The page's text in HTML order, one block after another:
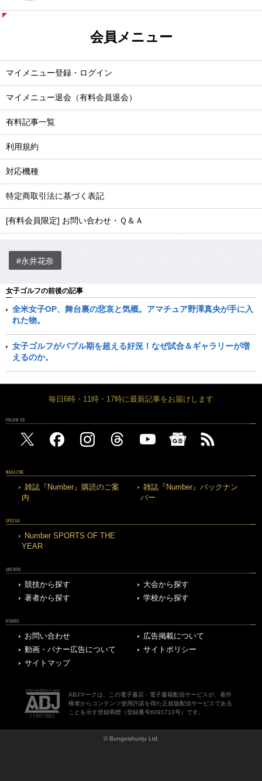
会員メニュー
マイメニュー登録・ログイン
マイメニュー退会（有料会員退会）
有料記事一覧
利用規約
対応機種
特定商取引法に基づく表記
[有料会員限定] お問い合わせ・Ｑ＆Ａ
#永井花奈
女子ゴルフの前後の記事
全米女子OP、舞台裏の悲哀と気概。アマチュア野澤真央が手に入
れた物。
女子ゴルフがバブル期を超える好況！なぜ試合＆ギャラリーが増
えるのか。
毎日6時・11時・17時に最新記事をお届けします
FOLLOW US
MAGAZINE
雑誌『Number』購読のご案
内
雑誌『Number』バックナン
バー
SPECIAL
Number SPORTS OF THE
YEAR
ARCHIVE
競技から探す
大会から探す
著者から探す
学校から探す
OTHERS
お問い合わせ
広告掲載について
動画・バナー広告について
サイトポリシー
サイトマップ
ABJマークは、この電子書店・電子書籍配信サービスが、著作
権者からコンテンツ使用許諾を得た正規版配信サービスである
ことを示す登録商標（登録番号6091713号）です。
© Bungeishunju Ltd.